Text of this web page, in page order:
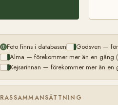
Foto finns i databasen Godsven —
Alma — förekommer mer än en gång
Kejsarinnan — förekommer mer än en
RASSAMMANSÄTTNING